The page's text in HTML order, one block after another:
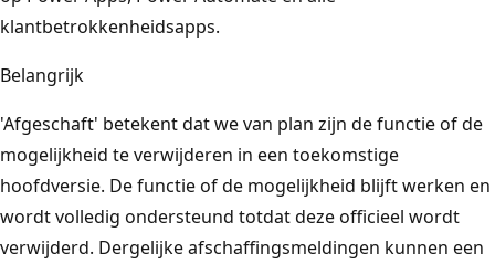
klantbetrokkenheidsapps.
Belangrijk
'Afgeschaft' betekent dat we van plan zijn de functie of de
mogelijkheid te verwijderen in een toekomstige
hoofdversie. De functie of de mogelijkheid blijft werken en
wordt volledig ondersteund totdat deze officieel wordt
verwijderd. Dergelijke afschaffingsmeldingen kunnen een